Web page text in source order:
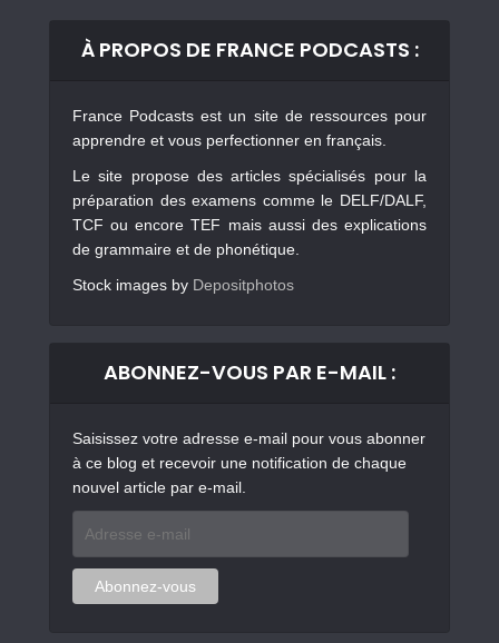
À PROPOS DE FRANCE PODCASTS :
France Podcasts est un site de ressources pour
apprendre et vous perfectionner en français.
Le site propose des articles spécialisés pour la
préparation des examens comme le DELF/DALF,
TCF ou encore TEF mais aussi des explications
de grammaire et de phonétique.
Stock images by Depositphotos
ABONNEZ-VOUS PAR E-MAIL :
Saisissez votre adresse e-mail pour vous abonner
à ce blog et recevoir une notification de chaque
nouvel article par e-mail.
mail
Abonnez-vous